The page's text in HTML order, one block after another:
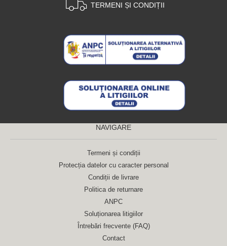
TERMENI ȘI CONDIȚII
NAVIGARE
Termeni și condiții
Protecția datelor cu caracter personal
Condiții de livrare
Politica de returnare
ANPC
Soluționarea litigiilor
Întrebări frecvente (FAQ)
Contact